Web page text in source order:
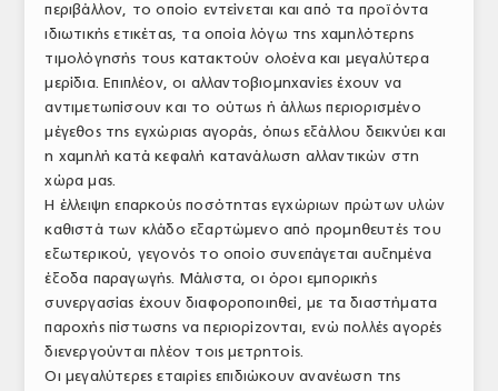
ΣΦΑΓΕΙΑ
ΠΡΩΤΕΣ ΥΛΕΣ
ΥΠΗΡΕΣΙΕΣ
ΕΜΠΟΡΙΚΟΙ ΑΝΤΙΠΡΟΣΩΠΟΙ
ΝΟΜΟΘΕΣΙΑ
ΕΛΛΗΝΙΚΗ ΝΟΜΟΘΕΣΙΑ
ΕΥΡΩΠΑΪΚΗ ΝΟΜΟΘΕΣΙΑ
ΤΟ ΠΕΡΙΟΔΙΚΟ
περιβάλλον, το οποίο εντείνεται και από τα προϊόντα
ιδιωτικής ετικέτας, τα οποία λόγω της χαμηλότερης
τιμολόγησής τους κατακτούν ολοένα και μεγαλύτερα
μερίδια. Επιπλέον, οι αλλαντοβιομηχανίες έχουν να
αντιμετωπίσουν και το ούτως ή άλλως περιορισμένο
μέγεθος της εγχώριας αγοράς, όπως εξάλλου δεικνύει και
η χαμηλή κατά κεφαλή κατανάλωση αλλαντικών στη
χώρα μας.
Η έλλειψη επαρκούς ποσότητας εγχώριων πρώτων υλών
καθιστά των κλάδο εξαρτώμενο από προμηθευτές του
εξωτερικού, γεγονός το οποίο συνεπάγεται αυξημένα
έξοδα παραγωγής. Μάλιστα, οι όροι εμπορικής
συνεργασίας έχουν διαφοροποιηθεί, με τα διαστήματα
παροχής πίστωσης να περιορίζονται, ενώ πολλές αγορές
διενεργούνται πλέον τοις μετρητοίς.
Οι μεγαλύτερες εταιρίες επιδιώκουν ανανέωση της